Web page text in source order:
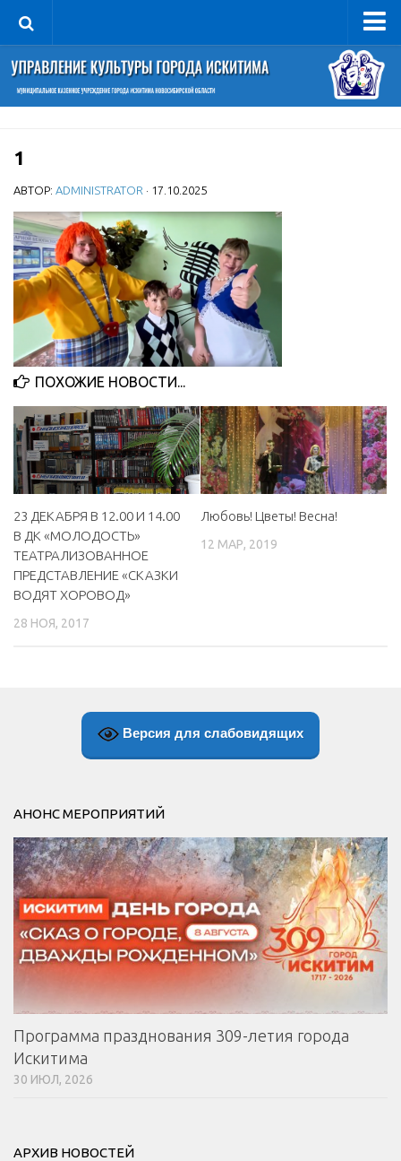
Управление
Руководитель
Фотогалерея
Документы
Учредительные документы
Правовая база
Противодействие коррупции
Отчеты о деятельности
Учреждения культуры
МБУ Дом культуры «Молодость»
МБУ Дом культуры «Октябрь»
МБОУ ДО «Детская школа искусств»
МБОУ ДО «Детская музыкальная школа»
МБУК «Искитимский городской историко-художественный
музей»
МБУ Парк культуры и отдыха им. И.В. Коротеева
МБУК «Централизованная библиотечная система»
Независимая оценка качества
Контакты
1
АВТОР: ADMINISTRATOR · 17.10.2025
ПОХОЖИЕ НОВОСТИ...
23 ДЕКАБРЯ В 12.00 И 14.00
В ДК «МОЛОДОСТЬ»
ТЕАТРАЛИЗОВАННОЕ
ПРЕДСТАВЛЕНИЕ «СКАЗКИ
ВОДЯТ ХОРОВОД»
28 НОЯ, 2017
Любовь! Цветы! Весна!
12 МАР, 2019
Версия для слабовидящих
АНОНС МЕРОПРИЯТИЙ
Программа празднования 309-летия города
Искитима
30 ИЮЛ, 2026
АРХИВ НОВОСТЕЙ